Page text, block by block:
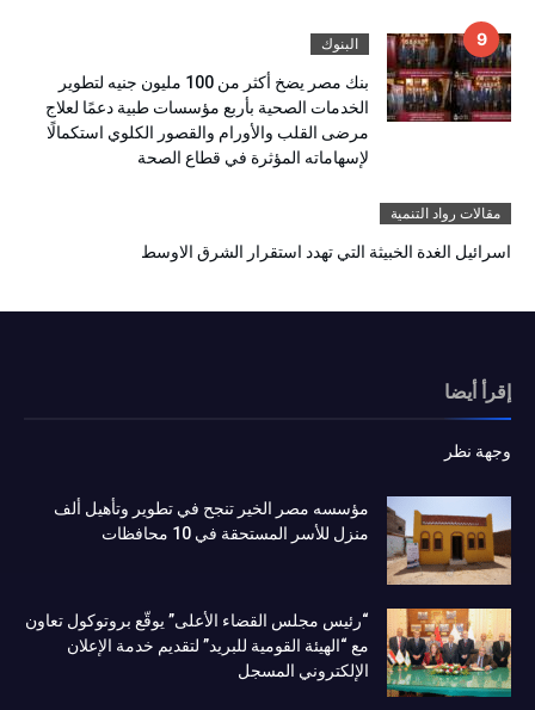
البنوك
بنك مصر يضخ أكثر من 100 مليون جنيه لتطوير
الخدمات الصحية بأربع مؤسسات طبية دعمًا لعلاج
مرضى القلب والأورام والقصور الكلوي استكمالًا
لإسهاماته المؤثرة في قطاع الصحة
مقالات رواد التنمية
اسرائيل الغدة الخبيثة التي تهدد استقرار الشرق الاوسط
إقرأ أيضا
وجهة نظر
مؤسسه مصر الخير تنجح في تطوير وتأهيل ألف
منزل للأسر المستحقة في 10 محافظات
“رئيس مجلس القضاء الأعلى” يوقّع بروتوكول تعاون
مع “الهيئة القومية للبريد” لتقديم خدمة الإعلان
الإلكتروني المسجل